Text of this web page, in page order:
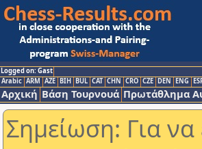
Logged on: Gast
Arabic ARM AZE BIH BUL CAT CHN CRO CZE DEN ENG
Αρχική Βάση Τουρνουά Πρωτάθλημα
Σημείωση: Για